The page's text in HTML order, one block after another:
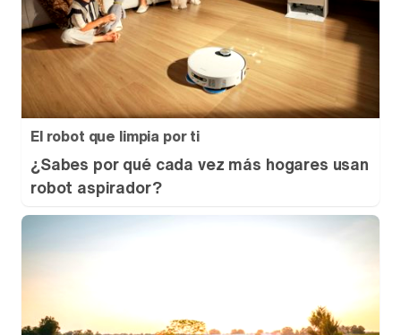
El robot que limpia por ti
¿Sabes por qué cada vez más hogares usan
robot aspirador?